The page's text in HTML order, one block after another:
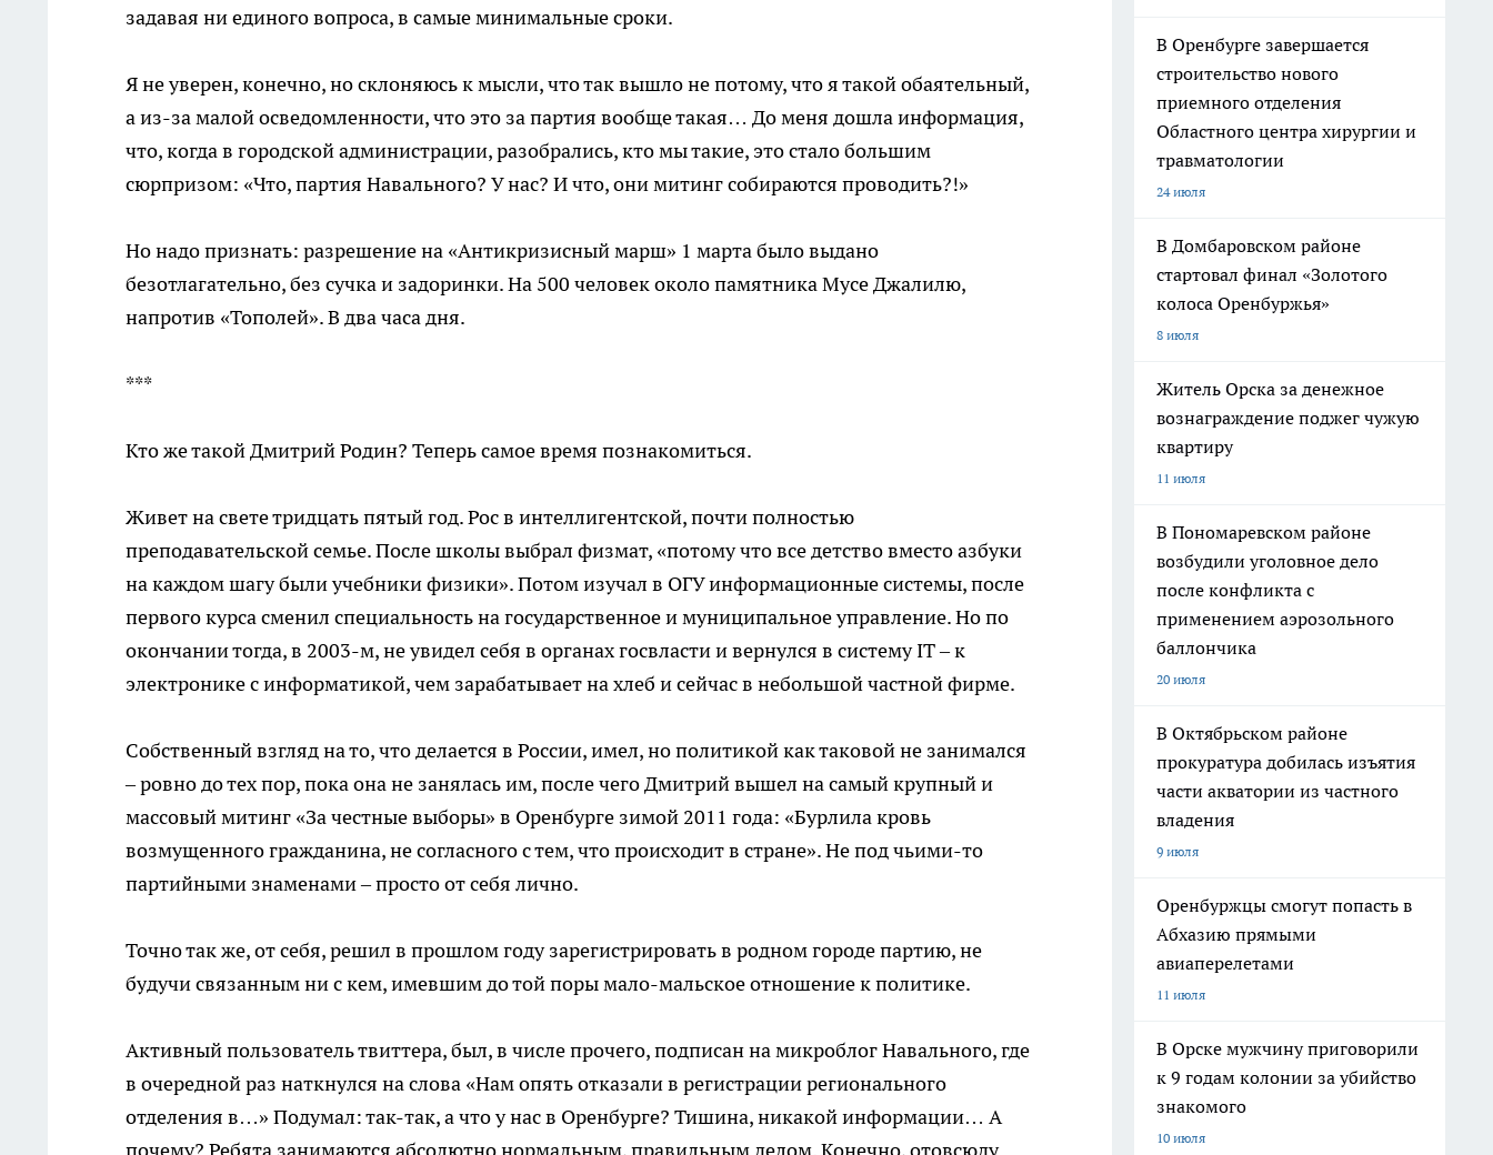
задавая ни единого вопроса, в самые минимальные сроки.
Я не уверен, конечно, но склоняюсь к мысли, что так вышло не потому, что я такой обаятельный,
а из-за малой осведомленности, что это за партия вообще такая… До меня дошла информация,
что, когда в городской администрации, разобрались, кто мы такие, это стало большим
сюрпризом: «Что, партия Навального? У нас? И что, они митинг собираются проводить?!»
Но надо признать: разрешение на «Антикризисный марш» 1 марта было выдано
безотлагательно, без сучка и задоринки. На 500 человек около памятника Мусе Джалилю,
напротив «Тополей». В два часа дня.
***
Кто же такой Дмитрий Родин? Теперь самое время познакомиться.
Живет на свете тридцать пятый год. Рос в интеллигентской, почти полностью
преподавательской семье. После школы выбрал физмат, «потому что все детство вместо азбуки
на каждом шагу были учебники физики». Потом изучал в ОГУ информационные системы, после
первого курса сменил специальность на государственное и муниципальное управление. Но по
окончании тогда, в 2003-м, не увидел себя в органах госвласти и вернулся в систему IT – к
электронике с информатикой, чем зарабатывает на хлеб и сейчас в небольшой частной фирме.
Собственный взгляд на то, что делается в России, имел, но политикой как таковой не занимался
– ровно до тех пор, пока она не занялась им, после чего Дмитрий вышел на самый крупный и
массовый митинг «За честные выборы» в Оренбурге зимой 2011 года: «Бурлила кровь
возмущенного гражданина, не согласного с тем, что происходит в стране». Не под чьими-то
партийными знаменами – просто от себя лично.
Точно так же, от себя, решил в прошлом году зарегистрировать в родном городе партию, не
будучи связанным ни с кем, имевшим до той поры мало-мальское отношение к политике.
Активный пользователь твиттера, был, в числе прочего, подписан на микроблог Навального, где
в очередной раз наткнулся на слова «Нам опять отказали в регистрации регионального
отделения в…» Подумал: так-так, а что у нас в Оренбурге? Тишина, никакой информации… А
В Оренбурге завершается
строительство нового
приемного отделения
Областного центра хирургии и
травматологии
24 июля
В Домбаровском районе
стартовал финал «Золотого
колоса Оренбуржья»
8 июля
Житель Орска за денежное
вознаграждение поджег чужую
квартиру
11 июля
В Пономаревском районе
возбудили уголовное дело
после конфликта с
применением аэрозольного
баллончика
20 июля
В Октябрьском районе
прокуратура добилась изъятия
части акватории из частного
владения
9 июля
Оренбуржцы смогут попасть в
Абхазию прямыми
авиаперелетами
11 июля
В Орске мужчину приговорили
к 9 годам колонии за убийство
знакомого
10 июля